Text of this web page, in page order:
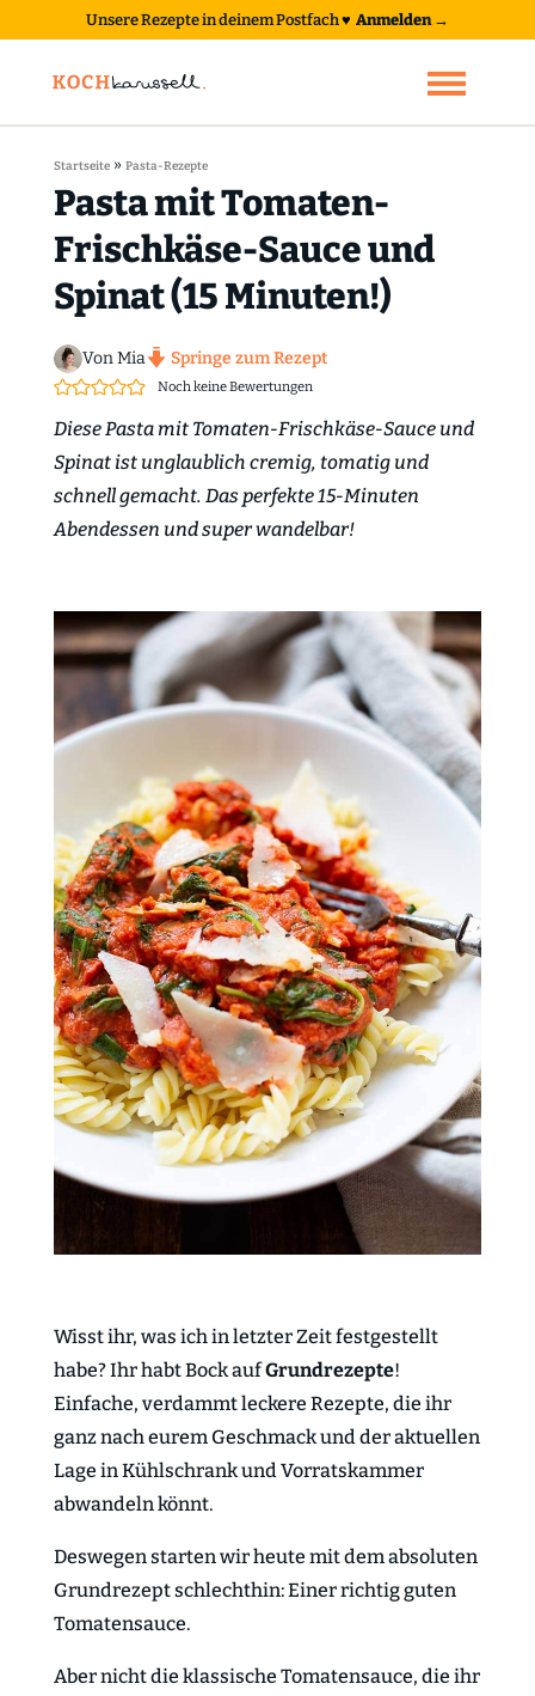
Unsere Rezepte in deinem Postfach♥ Anmelden →
Startseite» Pasta-Rezepte
Pasta mit Tomaten-
Frischkäse-Sauce und
Spinat (15 Minuten!)
Von Mia Springe zum Rezept
Noch keine Bewertungen
Diese Pasta mit Tomaten-Frischkäse-Sauce und
Spinat ist unglaublich cremig, tomatig und
schnell gemacht. Das perfekte 15-Minuten
Abendessen und super wandelbar!
Wisst ihr, was ich in letzter Zeit festgestellt
habe? Ihr habt Bock aufGrundrezepte!
Einfache, verdammt leckere Rezepte, die ihr
ganz nach eurem Geschmack und der aktuellen
Lage in Kühlschrank und Vorratskammer
abwandeln könnt.
Deswegen starten wir heute mit dem absoluten
Grundrezept schlechthin: Einer richtig guten
Tomatensauce.
Aber nicht die klassische Tomatensauce, die ihr